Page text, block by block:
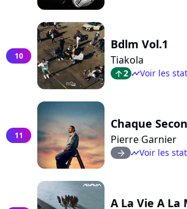
10
Bdlm Vol.1
Tiakola
arrow_top2 timelineVoir les
11
Chaque
Pierre Garnier
arrow_right timelineVoir les
A La Vie A La